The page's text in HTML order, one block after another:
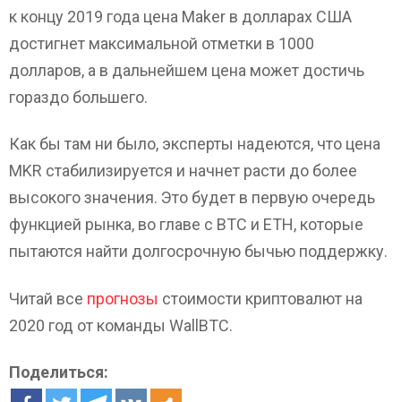
к концу 2019 года цена Maker в долларах США
достигнет максимальной отметки в 1000
долларов, а в дальнейшем цена может достичь
гораздо большего.
Как бы там ни было, эксперты надеются, что цена
MKR стабилизируется и начнет расти до более
высокого значения. Это будет в первую очередь
функцией рынка, во главе с BTC и ETH, которые
пытаются найти долгосрочную бычью поддержку.
Читай все прогнозы стоимости криптовалют на
2020 год от команды WallBTC.
Поделиться: